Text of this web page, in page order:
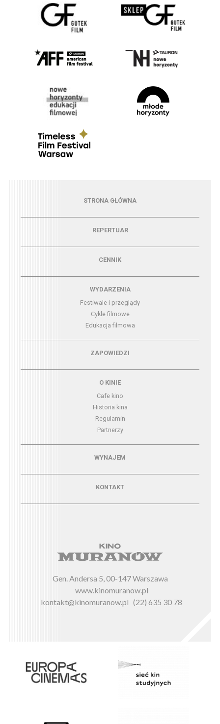
Menu - strona główna
STRONA GŁÓWNA
Menu - repertuarREPERTUAR
CENNIK
Menu - wydarzeniaWYDARZENIA
Festiwale i przeglądy
Cykle filmowe
Edukacja filmowa
Menu - zapowiedziZAPOWIEDZI
O KINIE
Cafe kino
Historia kina
Regulamin
Partnerzy
Menu - wynajemWYNAJEM
KONTAKT
Gen. Andersa 5, 00-147 Warszawa
www.kinomuranow.pl
kontakt@kinomuranow.pl (22) 635 30 78